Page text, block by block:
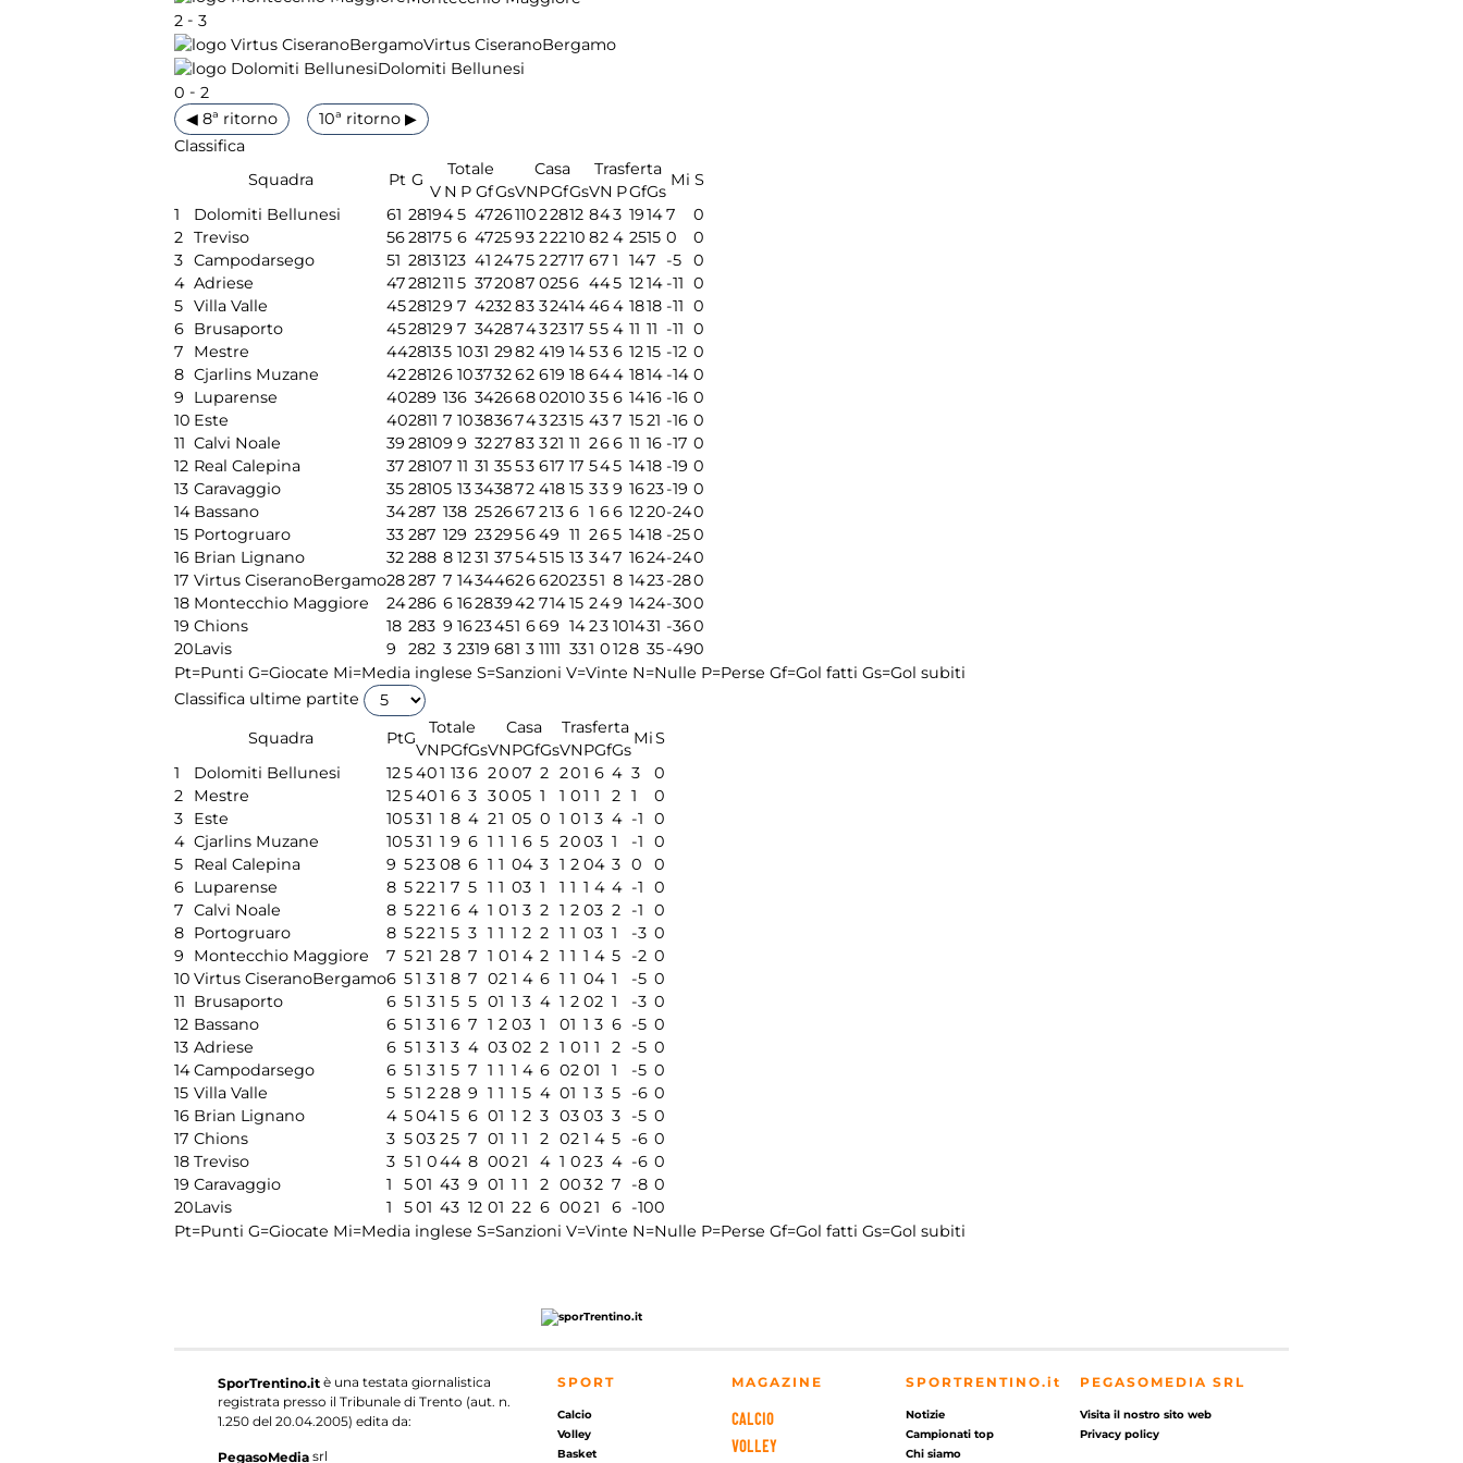
2 - 3
Virtus CiseranoBergamo
Dolomiti Bellunesi
0 - 2
◀ 8ª ritorno
10ª ritorno ▶
Classifica
Squadra
Pt G
Totale Casa Trasferta
Mi S
V N P GfGsVNPGfGsVN PGfGs
1
Dolomiti Bellunesi 61 281945 472611022812 843 19147
0
2 Treviso 5628175 6 472593 22210 82 4 2515 0
0
3 Campodarsego 51 2813123 41 2475 22717 67 1 147 -5
0
4 Adriese 47281211 5 372087 0256 445 1214 -11 0
5 Villa Valle 4528129 7 423283 32414464 1818 -11 0
6 Brusaporto 4528129 7 34287432317 55 4 11 11 -11 0
7
Mestre 4428135 1031 2982 419 1453 6 1215 -12 0
8 Cjarlins Muzane 4228126 10373262 619 18 644 1814 -14 0
9
Luparense 40289 136 34266802010 35 6 1416 -16 0
10 Este 402811 7 1038367432315 43 7 1521 -16 0
11 Calvi Noale 39 28109 9 322783 321 11 266 11 16 -17 0
12 Real Calepina 37 28107 11 31 3553 617 17 545 1418 -19 0
13 Caravaggio 35 28105 13343872 418 15 33 9 1623-19 0
14 Bassano 34287 138 252667 213 6 1 66 1220-240
15 Portogruaro 33 287 129 23295649 11 265 1418 -250
16 Brian Lignano 32 288 8 1231 3754515 13 347 1624-240
17 Virtus CiseranoBergamo28287 7 143446266202351 8 1423-280
18 Montecchio Maggiore 24286 6 16283942 71415 249 1424-300
19 Chions 18 283 9 1623451 669 1423 101431 -360
20Lavis 9 282 3 2319 681 3 1111 331 0128 35-490
Pt=Punti G=Giocate Mi=Media inglese S=Sanzioni V=Vinte N=Nulle P=Perse Gf=Gol fatti Gs=Gol subiti
Classifica ultime partite
Squadra
PtG
Totale Casa Trasferta
MiS
VNPGfGsVNPGfGsVNPGfGs
1
Dolomiti Bellunesi 125401 136 2007 2 201 6 4 3
0
2
Mestre 125401 6 3 3005 1 1 01 1 2 1
0
3
Este 10531 1 8 4 21 05 0 1 01 3 4 -1
0
4 Cjarlins Muzane 10531 1 9 6 1 1 1 6 5 2003 1 -1
0
5
Real Calepina 9 523 08 6 1 1 04 3 1 2 04 3 0
0
6 Luparense 8 522 1 7 5 1 1 03 1 1 1 1 4 4 -1
0
7 Calvi Noale 8 522 1 6 4 1 01 3 2 1 2 03 2 -1
0
8 Portogruaro 8 522 1 5 3 1 1 1 2 2 1 1 03 1 -3 0
9
Montecchio Maggiore 7 521 28 7 1 01 4 2 1 1 1 4 5 -2 0
10 Virtus CiseranoBergamo6 51 3 1 8 7 02 1 4 6 1 1 04 1 -5 0
11 Brusaporto 6 51 3 1 5 5 01 1 3 4 1 2 02 1 -3 0
12 Bassano 6 51 3 1 6 7 1 2 03 1 01 1 3 6 -5 0
13 Adriese 6 51 3 1 3 4 03 02 2 1 01 1 2 -5 0
14Campodarsego 6 51 3 1 5 7 1 1 1 4 6 02 01 1 -5 0
15 Villa Valle 5 51 2 28 9 1 1 1 5 4 01 1 3 5 -6 0
16 Brian Lignano 4 5041 5 6 01 1 2 3 03 03 3 -5 0
17 Chions 3 503 25 7 01 1 1 2 02 1 4 5 -6 0
18 Treviso 3 51 044 8 0021 4 1 023 4 -6 0
19 Caravaggio 1 501 43 9 01 1 1 2 0032 7 -8 0
20Lavis 1 501 43 12 01 22 6 0021 6 -100
Pt=Punti G=Giocate Mi=Media inglese S=Sanzioni V=Vinte N=Nulle P=Perse Gf=Gol fatti Gs=Gol subiti
SporTrentino.it è una testata giornalistica
registrata presso il Tribunale di Trento (aut. n.
1.250 del 20.04.2005) edita da:
PegasoMedia srl
SPORT
Calcio
Volley
Basket
MAGAZINE
CALCIO
VOLLEY
SPORTRENTINO.it
Notizie
Campionati top
Chi siamo
PEGASOMEDIA SRL
Visita il nostro sito web
Privacy policy